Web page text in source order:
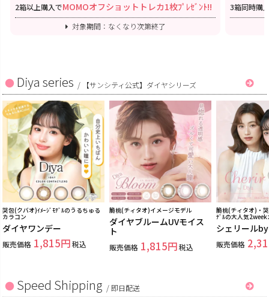
2箱以上購入でMOMOオフショットトレカ1枚ﾌﾟﾚｾﾞﾝﾄ!!
対象期間：なくなり次第終了
3箱同時購
Diya series / 【サンシティ公式】ダイヤシリーズ
哭包(クバオ)ｲﾒｰｼﾞﾓﾃﾞﾙのうるちゅる
カラコン
ダイヤワンデー
販売価格 1,815 税込
脆桃(チィタオ)イメージモデル
ダイヤブルームUVモイス
ト
販売価格 1,815 税込
脆桃(チィタオ)・
ﾃﾞﾙの大人気2week
シェリール
販売価格
Speed Shipping /即日配送